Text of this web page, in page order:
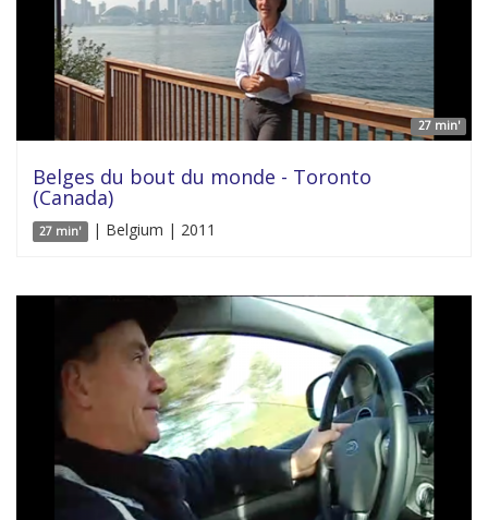
27 min'
Belges du bout du monde - Toronto
(Canada)
27 min' | Belgium | 2011